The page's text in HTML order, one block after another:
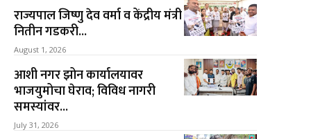
राज्यपाल जिष्णु देव वर्मा व केंद्रीय मंत्री
नितीन गडकरी...
August 1, 2026
आशी नगर झोन कार्यालयावर
भाजयुमोचा घेराव; विविध नागरी
समस्यांवर...
July 31, 2026